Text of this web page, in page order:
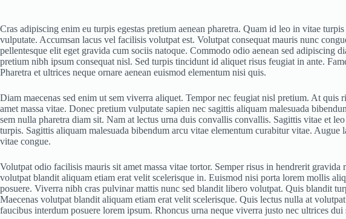
Cras adipiscing enim eu turpis egestas pretium aenean pharetra. Quam id leo in vitae
vulputate. Accumsan lacus vel facilisis volutpat est. Volutpat consequat mauris nunc
pellentesque elit eget gravida cum sociis natoque. Commodo odio aenean sed
pretium nibh ipsum consequat nisl. Sed turpis tincidunt id aliquet risus feugiat in ante.
Pharetra et ultrices neque ornare aenean euismod elementum nisi quis.
Diam maecenas sed enim ut sem viverra aliquet. Tempor nec feugiat nisl pretium. At
amet massa vitae. Donec pretium vulputate sapien nec sagittis aliquam malesuada
sem nulla pharetra diam sit. Nam at lectus urna duis convallis convallis. Sagittis vitae et
turpis. Sagittis aliquam malesuada bibendum arcu vitae elementum curabitur vitae.
vitae congue.
Volutpat odio facilisis mauris sit amet massa vitae tortor. Semper risus in hendrerit
volutpat blandit aliquam etiam erat velit scelerisque in. Euismod nisi porta lorem mollis
posuere. Viverra nibh cras pulvinar mattis nunc sed blandit libero volutpat. Quis blandit
Maecenas volutpat blandit aliquam etiam erat velit scelerisque. Quis lectus nulla at
faucibus interdum posuere lorem ipsum. Rhoncus urna neque viverra justo nec ultrices dui